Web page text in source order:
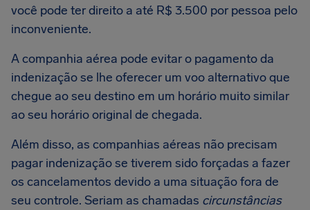
você pode ter direito a até R$ 3.500 por pessoa pelo
inconveniente.
A companhia aérea pode evitar o pagamento da
indenização se lhe oferecer um voo alternativo que
chegue ao seu destino em um horário muito similar
ao seu horário original de chegada.
Além disso, as companhias aéreas não precisam
pagar indenização se tiverem sido forçadas a fazer
os cancelamentos devido a uma situação fora de
seu controle. Seriam as chamadas circunstâncias